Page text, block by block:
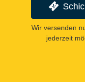
Wir versenden
jederzeit